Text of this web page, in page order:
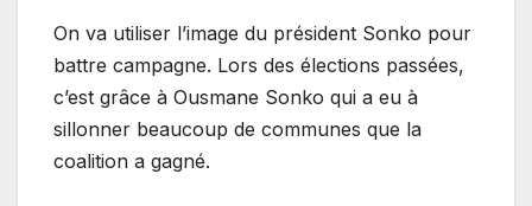
On va utiliser l’image du président Sonko pour
battre campagne. Lors des élections passées,
c’est grâce à Ousmane Sonko qui a eu à
sillonner beaucoup de communes que la
coalition a gagné.